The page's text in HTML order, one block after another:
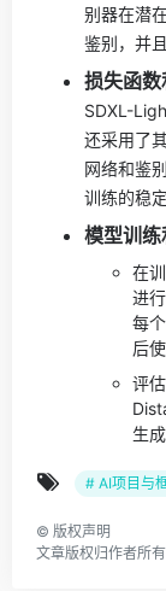
别器在潜
鉴别，并
损失函
SDXL-
还采用了
网络和鉴
训练的稳定
模型训
在
进
每
后
评
生
# AI项目与
© 版权声明
文章版权归作者所